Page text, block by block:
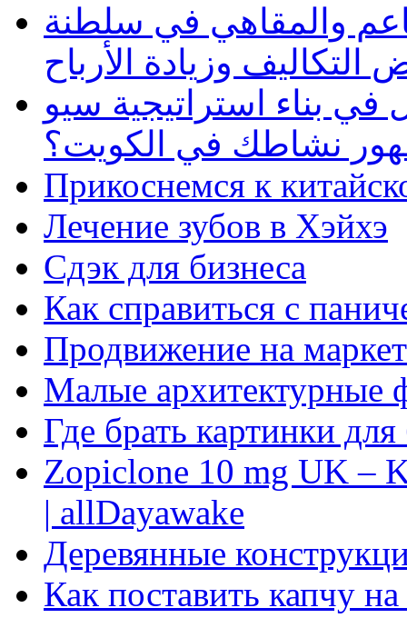
والمقاهي في سلطنة
وزيادة الأرباح
بناء استراتيجية سيو
نشاطك في الكويت؟
Прикоснемся к
Лечение зубов в Хэйхэ
Сдэк для бизнеса
Как справиться с
Продвижение на
Малые архитектурные
Где брать картинки
Zopiclone 10 mg UK –
| allDayawake
Деревянные
Как поставить капчу